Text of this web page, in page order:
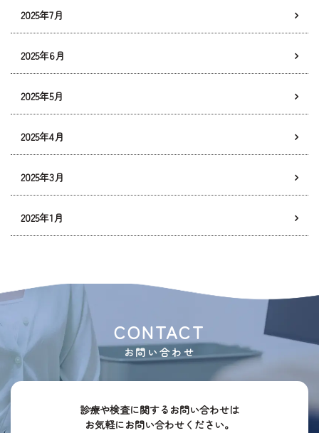
2025年7月
2025年6月
2025年5月
2025年4月
2025年3月
2025年1月
CONTACT
お問い合わせ
診療や検査に関するお問い合わせは
お気軽にお問い合わせください。